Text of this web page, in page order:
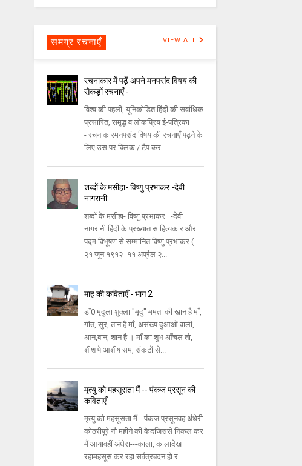
समग्र रचनाएँ VIEW ALL
रचनाकार में पढ़ें अपने मनपसंद विषय की
सैकड़ों रचनाएँ -
विश्व की पहली, यूनिकोडित हिंदी की सर्वाधिक
प्रसारित, समृद्ध व लोकप्रिय ई-पत्रिका
- रचनाकारमनपसंद विषय की रचनाएँ पढ़ने के
लिए उस पर क्लिक / टैप कर...
शब्दों के मसीहा- विष्णु प्रभाकर -देवी
नागरानी
शब्दों के मसीहा- विष्णु प्रभाकर -देवी
नागरानी हिंदी के प्रख्यात साहित्यकार और
पद्म विभूषण से सम्मानित विष्णु प्रभाकर (
२१ जून १९१२- ११ अप्रैल २...
माह की कविताएँ - भाग 2
डॉ0 मृदुला शुक्ला "मृदु" ममता की खान है माँ,
गीत, सुर, तान है माँ, असंख्य दुआओं वाली,
आन,बान, शान है । माँ का शुभ आँचल तो,
शीश पे आशीष सम, संकटों से...
मृत्यु को महसूसता मैं -- पंकज प्रसून की
कविताएँ
मृत्यु को महसूसता मैं-- पंकज प्रसूनवह अंधेरी
कोठरीपूरे नौ महीने की कैदजिससे निकल कर
मैं आयावहीं अंधेरा---काला, कालादेख
रहामहसूस कर रहा सर्वत्रबदन हो र...